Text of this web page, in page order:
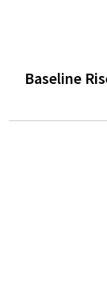
Baseline